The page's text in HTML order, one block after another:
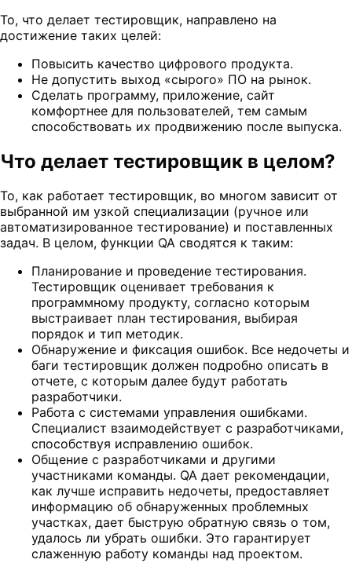
То, что делает тестировщик, направлено на
достижение таких целей:
Повысить качество цифрового продукта.
Не допустить выход «сырого» ПО на рынок.
Сделать программу, приложение, сайт
комфортнее для пользователей, тем самым
способствовать их продвижению после выпуска.
Что делает тестировщик в целом?
То, как работает тестировщик, во многом зависит от
выбранной им узкой специализации (ручное или
автоматизированное тестирование) и поставленных
задач. В целом, функции QA сводятся к таким:
Планирование и проведение тестирования.
Тестировщик оценивает требования к
программному продукту, согласно которым
выстраивает план тестирования, выбирая
порядок и тип методик.
Обнаружение и фиксация ошибок. Все недочеты и
баги тестировщик должен подробно описать в
отчете, с которым далее будут работать
разработчики.
Работа с системами управления ошибками.
Специалист взаимодействует с разработчиками,
способствуя исправлению ошибок.
Общение с разработчиками и другими
участниками команды. QA дает рекомендации,
как лучше исправить недочеты, предоставляет
информацию об обнаруженных проблемных
участках, дает быструю обратную связь о том,
удалось ли убрать ошибки. Это гарантирует
слаженную работу команды над проектом.